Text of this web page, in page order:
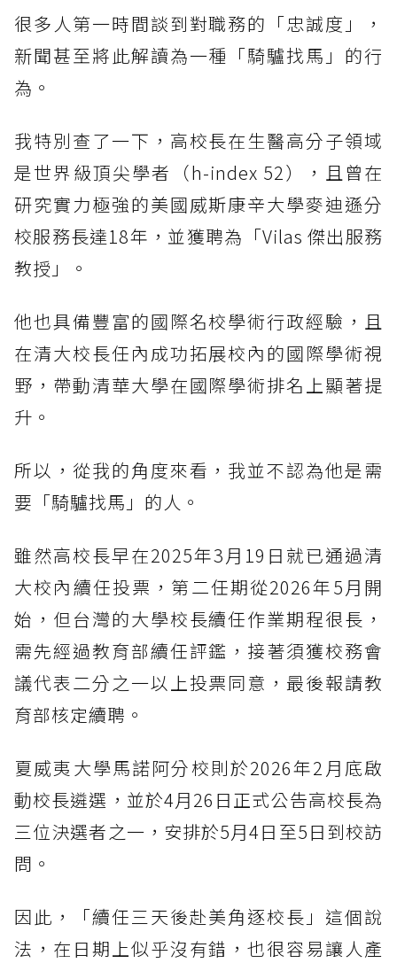
很多人第一時間談到對職務的「忠誠度」，
新聞甚至將此解讀為一種「騎驢找馬」的行
為。
我特別查了一下，高校長在生醫高分子領域
是世界級頂尖學者（h-index 52），且曾在
研究實力極強的美國威斯康辛大學麥迪遜分
校服務長達18年，並獲聘為「Vilas 傑出服務
教授」。
他也具備豐富的國際名校學術行政經驗，且
在清大校長任內成功拓展校內的國際學術視
野，帶動清華大學在國際學術排名上顯著提
升。
所以，從我的角度來看，我並不認為他是需
要「騎驢找馬」的人。
雖然高校長早在2025年3月19日就已通過清
大校內續任投票，第二任期從2026年5月開
始，但台灣的大學校長續任作業期程很長，
需先經過教育部續任評鑑，接著須獲校務會
議代表二分之一以上投票同意，最後報請教
育部核定續聘。
夏威夷大學馬諾阿分校則於2026年2月底啟
動校長遴選，並於4月26日正式公告高校長為
三位決選者之一，安排於5月4日至5日到校訪
問。
因此，「續任三天後赴美角逐校長」這個說
法，在日期上似乎沒有錯，也很容易讓人產